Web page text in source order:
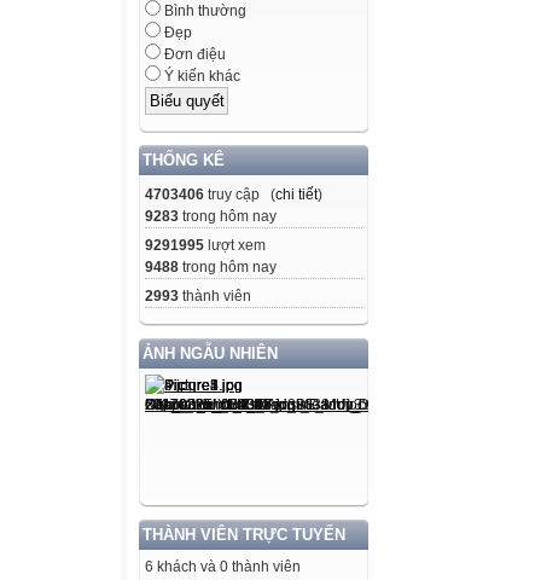
Bình thường
Đẹp
Đơn điệu
Ý kiến khác
THỐNG KÊ
4703406 truy cập (chi tiết)
9283 trong hôm nay
9291995 lượt xem
9488 trong hôm nay
2993 thành viên
ẢNH NGẪU NHIÊN
THÀNH VIÊN TRỰC TUYẾN
6 khách và 0 thành viên